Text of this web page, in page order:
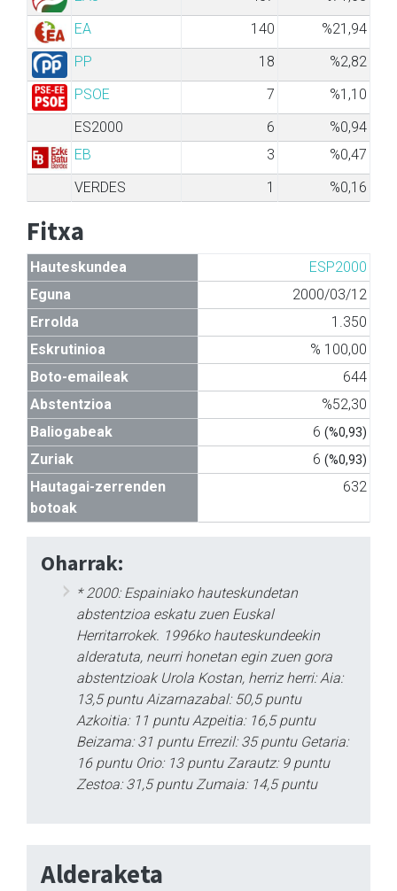
EA
140
%21,94
PP
18
%2,82
PSOE
7
%1,10
ES2000
6
%0,94
EB
3
%0,47
VERDES
1 %0,16
Fitxa
Hauteskundea
ESP2000
Eguna
2000/03/12
Errolda
1.350
Eskrutinioa
% 100,00
Boto-emaileak
644
Abstentzioa
%52,30
Baliogabeak
6 (%0,93)
Zuriak 6 (%0,93)
Hautagai-zerrenden
botoak
632
Oharrak:
* 2000: Espainiako hauteskundetan
abstentzioa eskatu zuen Euskal
Herritarrokek. 1996ko hauteskundeekin
alderatuta, neurri honetan egin zuen gora
abstentzioak Urola Kostan, herriz herri: Aia:
13,5 puntu Aizarnazabal: 50,5 puntu
Azkoitia: 11 puntu Azpeitia: 16,5 puntu
Beizama: 31 puntu Errezil: 35 puntu Getaria:
16 puntu Orio: 13 puntu Zarautz: 9 puntu
Zestoa: 31,5 puntu Zumaia: 14,5 puntu
Alderaketa